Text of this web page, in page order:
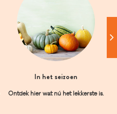
In het seizoen
Ontdek hier wat nú het lekkerste is.